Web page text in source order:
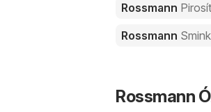
Rossmann
Rossmann
Rossmann